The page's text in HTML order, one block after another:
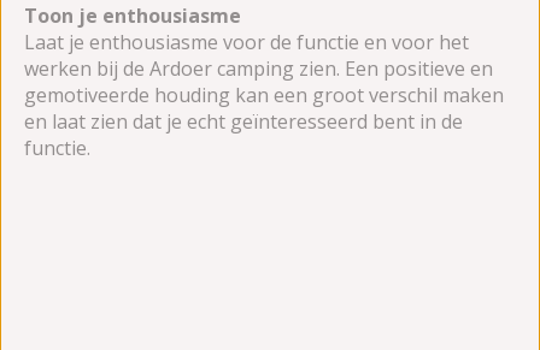
Toon je enthousiasme
Laat je enthousiasme voor de functie en voor het
werken bij de Ardoer camping zien. Een positieve en
gemotiveerde houding kan een groot verschil maken
en laat zien dat je echt geïnteresseerd bent in de
functie.